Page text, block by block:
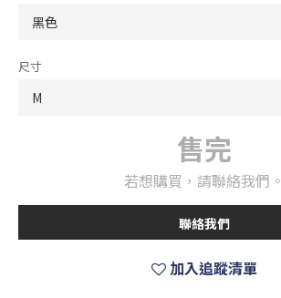
尺寸
售完
若想購買，請聯絡我們。
聯絡我們
加入追蹤清單